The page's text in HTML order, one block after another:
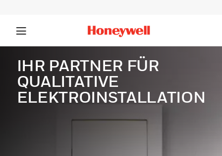
IHR PARTNER FÜR
QUALITATIVE
ELEKTROINSTALLATION